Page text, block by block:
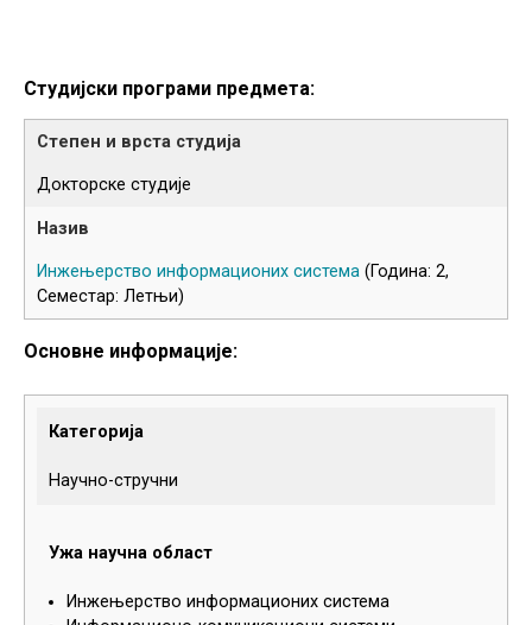
Студијски програми предмета:
Докторске студије
Инжењерство информационих система (Година: 2,
Семестар: Летњи)
Основне информације:
Категорија
Научно-стручни
Ужа научна област
Инжењерство информационих система